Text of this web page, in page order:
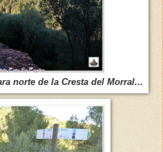
norte de la Cresta del Morral...